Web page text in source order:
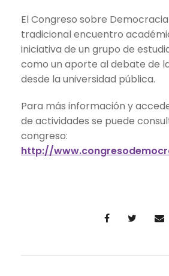
El Congreso sobre
tradicional encuentro
iniciativa de un grupo de
como un aporte al debate de
desde la universidad pública.
Para más información y
de actividades se puede
congreso:
http://